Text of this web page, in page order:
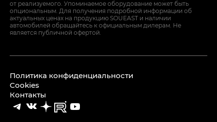
от реализуемого. Упоминаемое оборудование может быть
опциональным. Для получения подробной информации об
актуальных ценах на продукцию SOUEAST и наличии
автомобилей обращайтесь к официальным дилерам. Не
является публичной офертой.
Политика конфиденциальности
Cookies
Контакты